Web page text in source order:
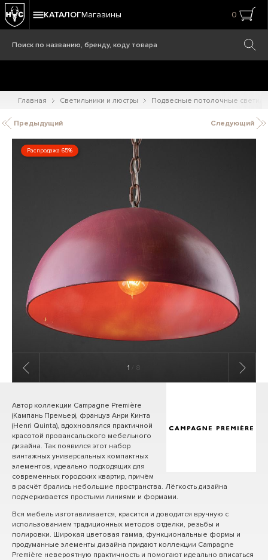
КАТАЛОГМагазины 0
Главная Светильники и люстры Подвесные потолочные
Предыдущий Следующий
Распродажа 65%
1 / 8
Автор коллекции Campagne Première
(Кампань Премьер), француз Анри Кинта
(Henri Quinta), вдохновлялся практичной
красотой провансальского мебельного
дизайна. Так появился этот набор
винтажных универсальных компактных
элементов, идеально подходящих для
современных городских квартир, причём
в расчёт брались небольшие пространства. Лёгкость дизайна
подчеркивается простыми линиями и формами.
Вся мебель изготавливается, красится и доводится вручную с
использованием традиционных методов отделки, резьбы и
полировки. Широкая цветовая гамма, функциональные формы и
продуманные элементы дизайна придают коллекции Campagne
Première невероятную практичность и помогают идеально вписаться